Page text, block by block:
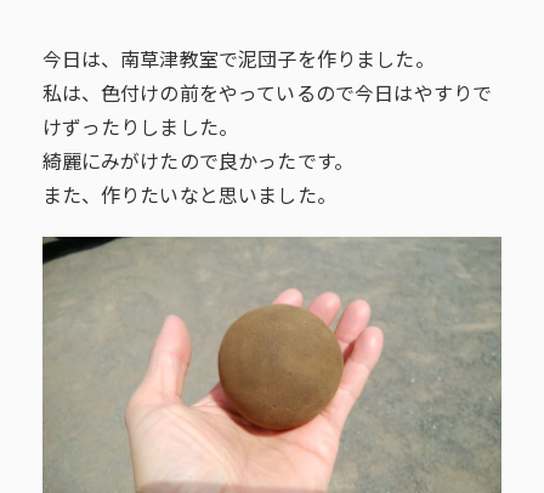
今日は、南草津教室で泥団子を作りました。
私は、色付けの前をやっているので今日はやすりで
けずったりしました。
綺麗にみがけたので良かったです。
また、作りたいなと思いました。